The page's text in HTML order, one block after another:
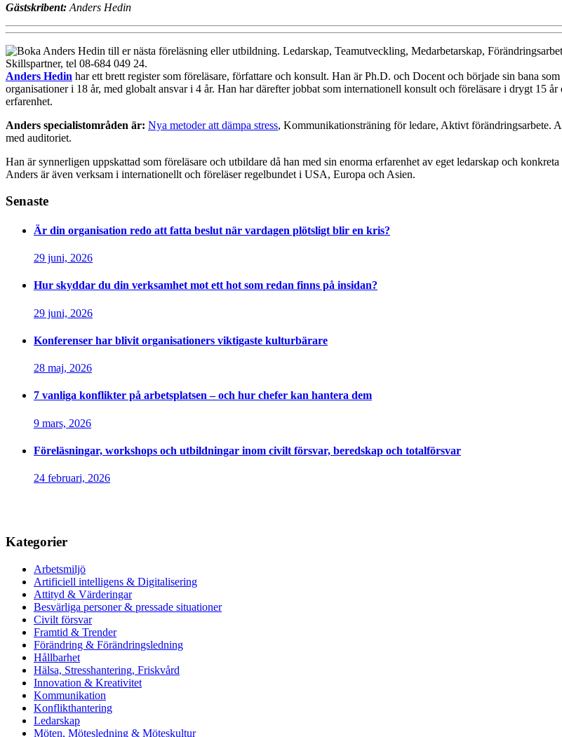
Gästskribent: Anders Hedin
Anders Hedin har ett brett register som föreläsare, författare och konsult. Han är Ph.D. och Docent och började sin bana
organisationer i 18 år, med globalt ansvar i 4 år. Han har därefter jobbat som internationell konsult och föreläsare i drygt 15
erfarenhet.
Anders specialistområden är: Nya metoder att dämpa stress, Kommunikationsträning för ledare, Aktivt förändringsarbete.
med auditoriet.
Han är synnerligen uppskattad som föreläsare och utbildare då han med sin enorma erfarenhet av eget ledarskap och
Anders är även verksam i internationellt och föreläser regelbundet i USA, Europa och Asien.
Senaste
Är din organisation redo att fatta beslut när vardagen plötsligt blir en kris?
29 juni, 2026
Hur skyddar du din verksamhet mot ett hot som redan finns på insidan?
29 juni, 2026
Konferenser har blivit organisationers viktigaste kulturbärare
28 maj, 2026
7 vanliga konflikter på arbetsplatsen – och hur chefer kan hantera dem
9 mars, 2026
Föreläsningar, workshops och utbildningar inom civilt försvar, beredskap och totalförsvar
24 februari, 2026
Kategorier
Arbetsmiljö
Artificiell intelligens & Digitalisering
Attityd & Värderingar
Besvärliga personer & pressade situationer
Civilt försvar
Framtid & Trender
Förändring & Förändringsledning
Hållbarhet
Hälsa, Stresshantering, Friskvård
Innovation & Kreativitet
Kommunikation
Konflikthantering
Ledarskap
Möten, Mötesledning & Möteskultur